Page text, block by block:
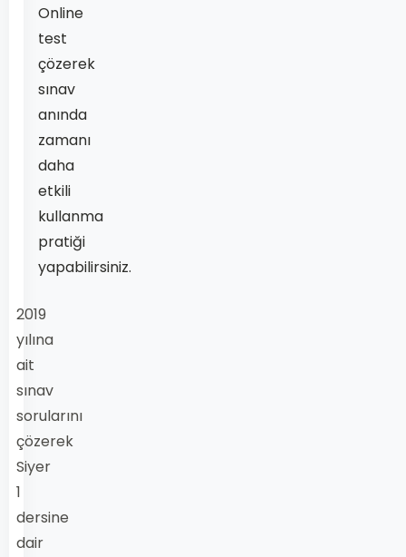
Online
test
çözerek
sınav
anında
zamanı
daha
etkili
kullanma
pratiği
yapabilirsiniz.
2019
yılına
ait
sınav
sorularını
çözerek
Siyer
1
dersine
dair